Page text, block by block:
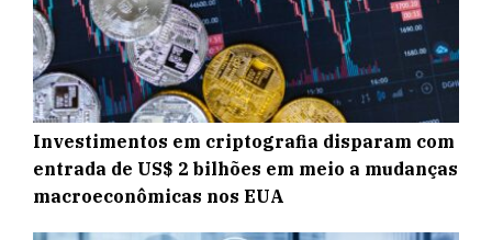
Investimentos em criptografia disparam com
entrada de US$ 2 bilhões em meio a mudanças
macroeconômicas nos EUA